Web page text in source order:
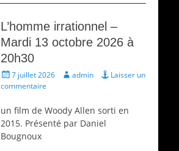
L’homme irrationnel –
Mardi 13 octobre 2026 à
20h30
Écrit
le
7 juillet 2026 Auteur
admin
Laisser un
commentaire
un film de Woody Allen sorti en
2015. Présenté par Daniel
Bougnoux